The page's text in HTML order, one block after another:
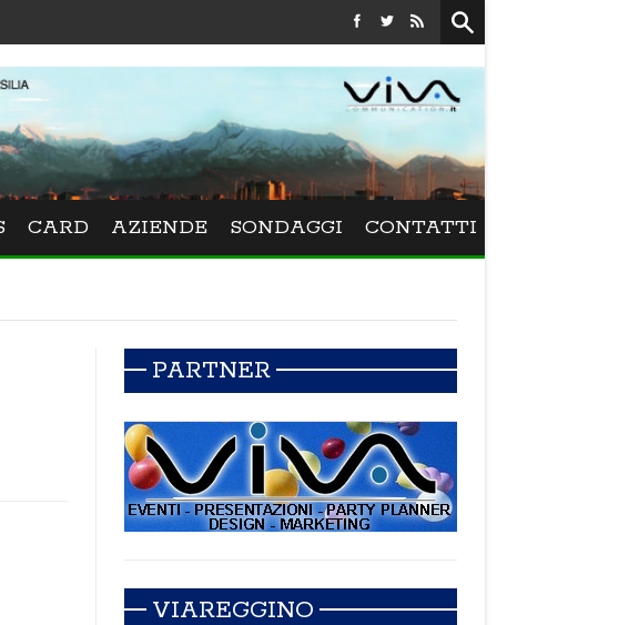
Festival La Versiliana - La direttrice lucchese Beatrice
CARD AZIENDE SONDAGGI CONTATTI
PARTNER
VIAREGGINO